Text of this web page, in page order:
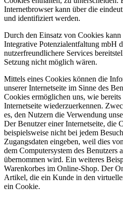
Internetbrowser kann über die
und identifiziert werden.
Durch den Einsatz von Cookies
Integrative Potenzialentfaltung mbH
nutzerfreundlichere Services
Setzung nicht möglich wären.
Mittels eines Cookies können die
unserer Internetseite im Sinne des
Cookies ermöglichen uns, wie
Internetseite wiederzuerkennen.
es, den Nutzern die Verwendung
Der Benutzer einer Internetseite, die
beispielsweise nicht bei jedem
Zugangsdaten eingeben, weil dies
dem Computersystem des Benutzers
übernommen wird. Ein weiteres
Warenkorbes im Online-Shop. Der
Artikel, die ein Kunde in den
ein Cookie.